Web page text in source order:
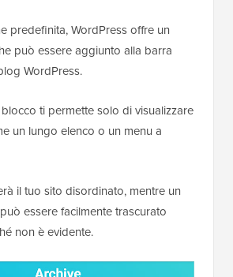
predefinita, WordPress offre un
può essere aggiunto alla barra
WordPress.
ti permette solo di visualizzare
un lungo elenco o un menu a
il tuo sito disordinato, mentre un
essere facilmente trascurato
non è evidente.